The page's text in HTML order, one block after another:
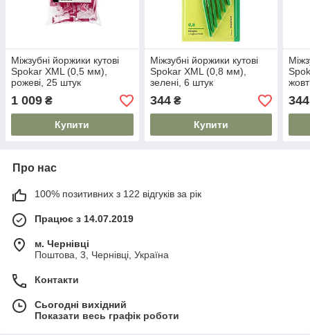
Міжзубні йоржики кутові
Spokar ХМL (0,5 мм),
рожеві, 25 штук
1 009 ₴
Купити
Міжзубні йоржики кутові
Spokar ХМL (0,8 мм),
зелені, 6 штук
344₴
Купити
344
Про нас
100% позитивних з 122 відгуків за рік
Працює з 14.07.2019
м. Чернівці
Поштова, 3, Чернівці, Україна
Контакти
Сьогодні вихідний
Показати весь графік роботи